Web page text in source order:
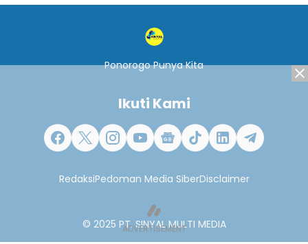
Ponorogo Punya Kita
Ikuti Kami
RedaksiPedoman Media SiberDisclaimer
© 2025 PT. SINYAL MULTI MEDIA